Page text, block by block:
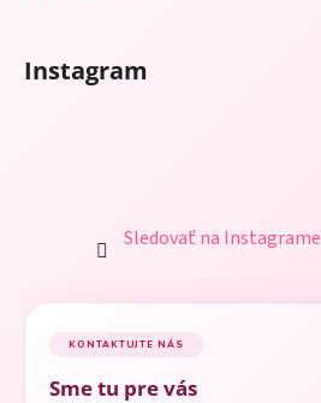
Instagram
Sledovať na Instagrame
KONTAKTUJTE NÁS
Sme tu pre vás